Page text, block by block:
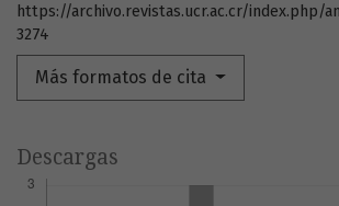
https://archivo.revistas.ucr.ac.cr/index.php/
3274
Más formatos de cita
Descargas